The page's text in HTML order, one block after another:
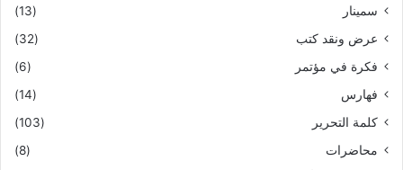
سمينار
(13)
عرض ونقد كتب
(32)
فكرة في مؤتمر
(6)
فهارس
(14)
كلمة التحرير
(103)
محاضرات
(8)